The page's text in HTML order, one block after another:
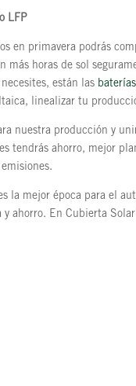
LFP
en primavera podrás
más horas de sol
están las
linealizar tu
nuestra producción y
tendrás ahorro, mejor
la mejor época para el
ahorro. En Cubierta